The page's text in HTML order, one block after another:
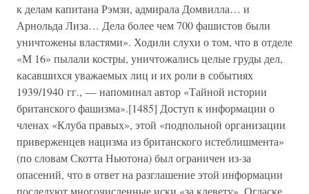
к делам капитана Рэмзи, адмирала Домвилла… и
Арнольда Лиза… Дела более чем 700 фашистов были
уничтожены властями». Ходили слухи о том, что в отделе
«М 16» пылали костры, уничтожались целые груды дел,
касавшихся уважаемых лиц и их роли в событиях
1939/1940 гг., — напоминал автор «Тайной истории
британского фашизма».[1485] Доступ к информации о
членах «Клуба правых», этой «подпольной организации
приверженцев нацизма из британского истеблишмента»
(по словам Скотта Ньютона) был ограничен из-за
опасений, что в ответ на разглашение этой информации
последуют многочисленные иски «за клевету». Огласке